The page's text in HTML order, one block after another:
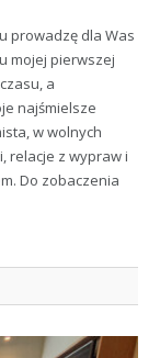
prowadzę dla Was
mojej pierwszej
a
najśmielsze
w wolnych
relacje z wypraw i
Do zobaczenia